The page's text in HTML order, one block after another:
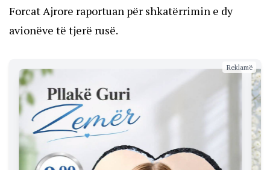
Forcat Ajrore raportuan për shkatërrimin e dy
avionëve të tjerë rusë.
Reklamë